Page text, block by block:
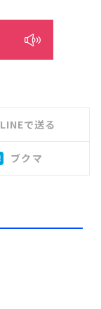
LINEで送る
ブクマ